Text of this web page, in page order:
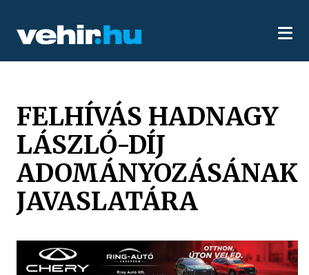
FELHÍVÁS HADNAGY
LÁSZLÓ-DÍJ
ADOMÁNYOZÁSÁNAK
JAVASLATÁRA